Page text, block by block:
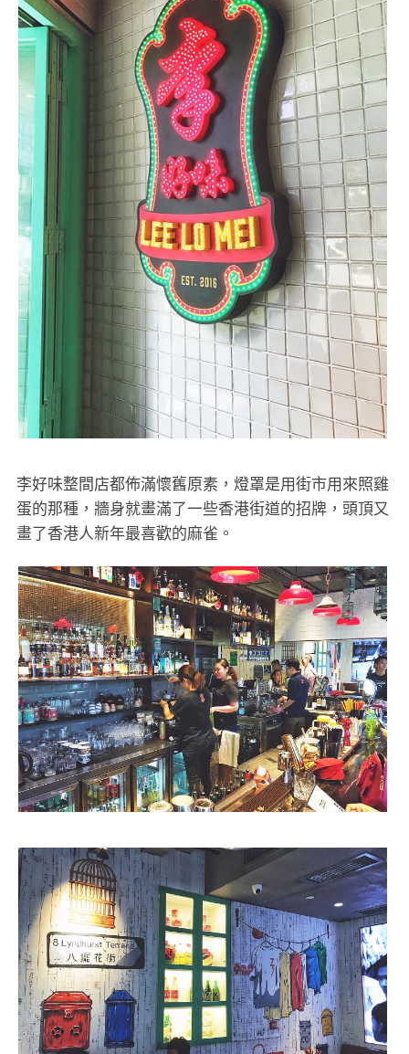
李好味整間店都佈滿懷舊原素，燈罩是用街市用來照雞
蛋的那種，牆身就畫滿了一些香港街道的招牌，頭頂又
畫了香港人新年最喜歡的麻雀。